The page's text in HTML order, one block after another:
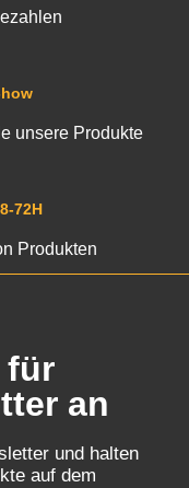
72H
Produkten
unsere Produkte
für
an
und halten
auf dem